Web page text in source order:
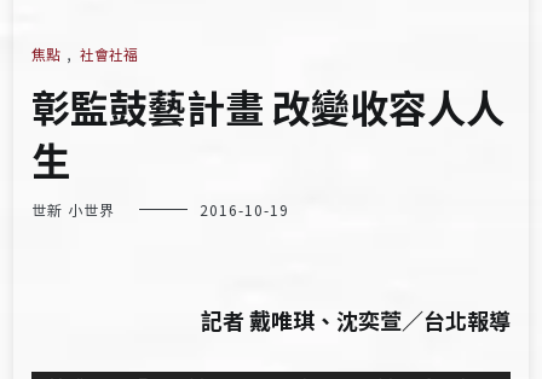
焦點 , 社會社福
彰監鼓藝計畫 改變收容人人
生
世新 小世界 2016-10-19
記者 戴唯琪、沈奕萱／台北報導